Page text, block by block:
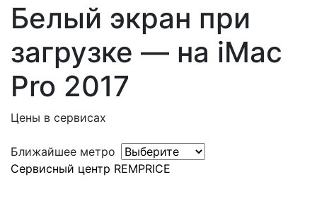
Белый экран при
загрузке — на iMac
Pro 2017
Цены в сервисах
Ближайшее метро
Сервисный центр REMPRICE